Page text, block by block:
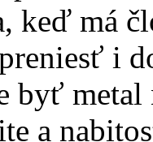
keď má
i
byť
a